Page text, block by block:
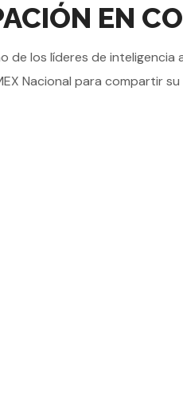
EN
de los líderes de
Nacional para compartir